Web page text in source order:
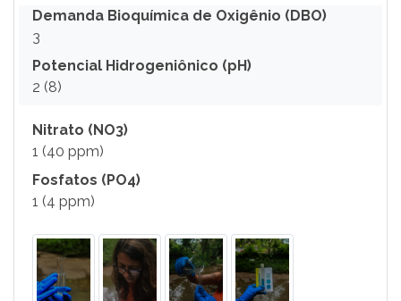
Demanda Bioquímica de Oxigênio (DBO)
3
Potencial Hidrogeniônico (pH)
2 (8)
Nitrato (NO3)
1 (40 ppm)
Fosfatos (PO4)
1 (4 ppm)